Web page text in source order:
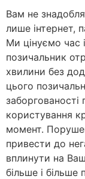
Вам не
лише інтернет,
Ми цінуємо час
позичальник
хвилини без
цього
заборгованості
користування
момент.
привести до
вплинути на
більше і більше